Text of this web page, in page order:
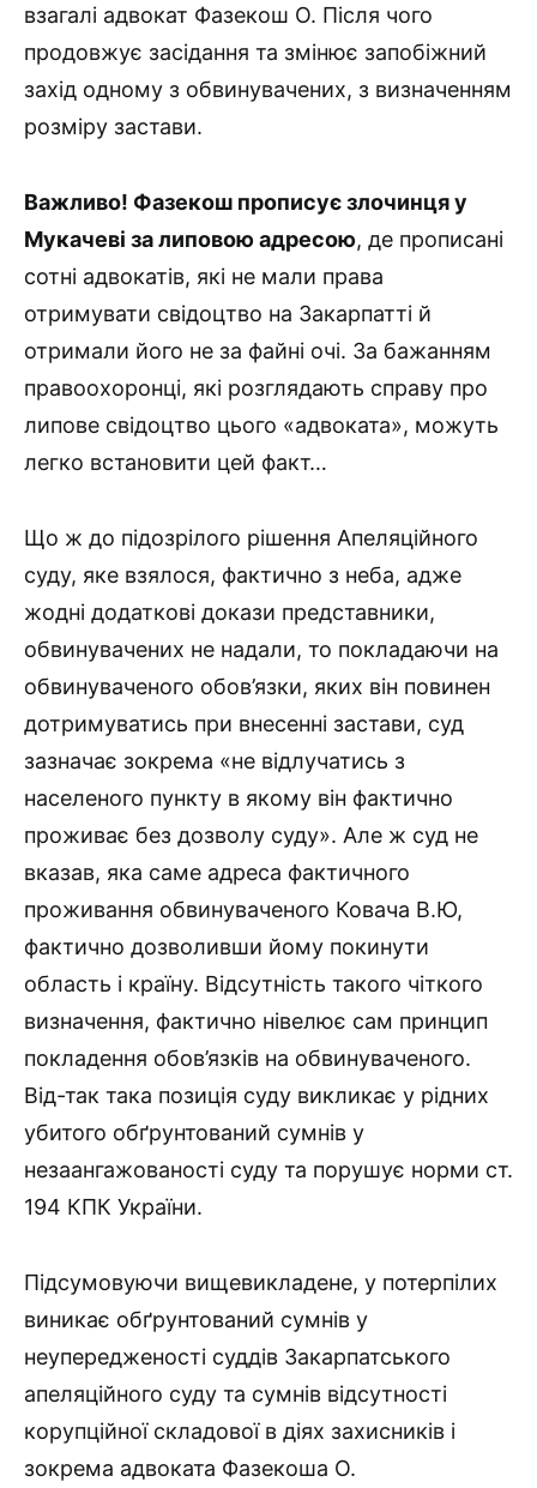
взагалі адвокат Фазекош О. Після чого
продовжує засідання та змінює запобіжний
захід одному з обвинувачених, з визначенням
розміру застави.
Важливо! Фазекош прописує злочинця у
Мукачеві за липовою адресою, де прописані
сотні адвокатів, які не мали права
отримувати свідоцтво на Закарпатті й
отримали його не за файні очі. За бажанням
правоохоронці, які розглядають справу про
липове свідоцтво цього «адвоката», можуть
легко встановити цей факт…
Що ж до підозрілого рішення Апеляційного
суду, яке взялося, фактично з неба, адже
жодні додаткові докази представники,
обвинувачених не надали, то покладаючи на
обвинуваченого обов’язки, яких він повинен
дотримуватись при внесенні застави, суд
зазначає зокрема «не відлучатись з
населеного пункту в якому він фактично
проживає без дозволу суду». Але ж суд не
вказав, яка саме адреса фактичного
проживання обвинуваченого Ковача В.Ю,
фактично дозволивши йому покинути
область і країну. Відсутність такого чіткого
визначення, фактично нівелює сам принцип
покладення обов’язків на обвинуваченого.
Від-так така позиція суду викликає у рідних
убитого обґрунтований сумнів у
незаангажованості суду та порушує норми ст.
194 КПК України.
Підсумовуючи вищевикладене, у потерпілих
виникає обґрунтований сумнів у
неупередженості суддів Закарпатського
апеляційного суду та сумнів відсутності
корупційної складової в діях захисників і
зокрема адвоката Фазекоша О.